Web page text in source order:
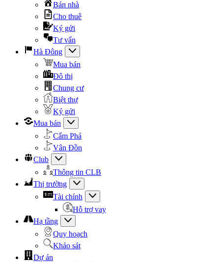
Bán nhà
Cho thuê
Ký gửi
Tư vấn
Hà Đông
Mua bán
Đô thị
Chung cư
Biệt thự
Ký gửi
Mua bán
Cẩm Phả
Vân Đồn
Club
Thông tin CLB
Thị trường
Tài chính
Hỗ trợ vay
Hạ tầng
Quy hoạch
Khảo sát
Dự án